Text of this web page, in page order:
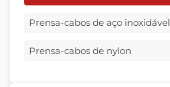
Prensa-cabos de aço inoxidável
Prensa-cabos de nylon